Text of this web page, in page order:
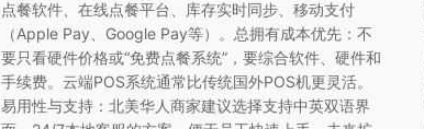
点餐软件、在线点餐平台、库存实时同步、移动支付
（Apple Pay、Google Pay等）。总拥有成本优先：不
要只看硬件价格或“免费点餐系统”，要综合软件、硬件和
手续费。云端POS系统通常比传统国外POS机更灵活。
易用性与支持：北美华人商家建议选择支持中英双语界